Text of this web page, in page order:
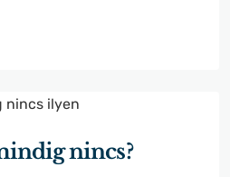
nincs?